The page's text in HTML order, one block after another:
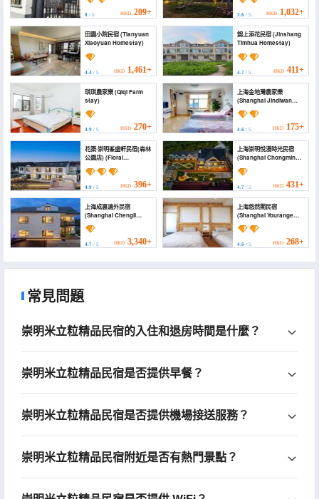
0 / 5 HKD 209+
Homestay (Chongming
Dongping National
Forest Park))
3.6/ 5 HKD 1,032+
田園小院民宿 (Tianyuan
Xiaoyuan Homestay)
4.4 / 5 HKD 1,461+
錦上添花民宿 (Jinshang
Timhua Homestay)
4.7/ 5 HKD 411+
琪琪農家樂 (Qiqi Farm
stay)
4.9 / 5 HKD 270+
上海金地灣農家樂
(Shanghai Jindiwan
Farm Stay)
4.6/ 5 HKD 175+
花築·崇明峯盛軒民宿(森林
公園店) (Floral
Shengxuan Hotel)
4.9 / 5 HKD 396+
上海崇明悅漫時光民宿
(Shanghai Chongming
Homestay)
4.7/ 5 HKD 431+
上海成裏滬外民宿
(Shanghai Chengli
Huwai Homestay)
4.7 / 5 HKD 3,340+
上海悠然閣民宿
(Shanghai Yourange
Homestay)
4.6/ 5 HKD 268+
常見問題
崇明米立粒精品民宿的入住和退房時間是什麼？
崇明米立粒精品民宿是否提供早餐？
崇明米立粒精品民宿是否提供機場接送服務？
崇明米立粒精品民宿附近是否有熱門景點？